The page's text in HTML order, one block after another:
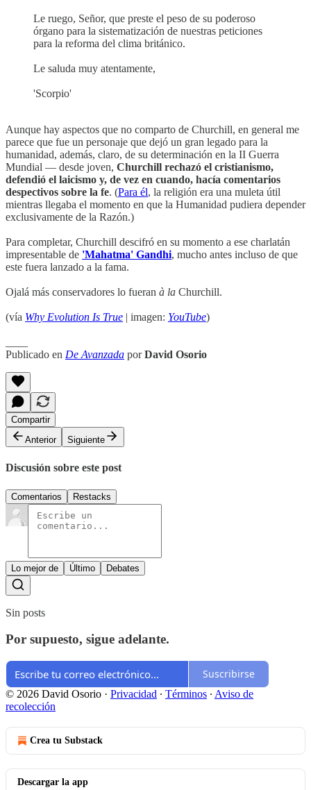
Le ruego, Señor, que preste el peso de su poderoso
órgano para la sistematización de nuestras peticiones
para la reforma del clima británico.
Le saluda muy atentamente,
'Scorpio'
Aunque hay aspectos que no comparto de Churchill, en general me
parece que fue un personaje que dejó un gran legado para la
humanidad, además, claro, de su determinación en la II Guerra
Mundial — desde joven, Churchill rechazó el cristianismo,
defendió el laicismo y, de vez en cuando, hacía comentarios
despectivos sobre la fe. (Para él, la religión era una muleta útil
mientras llegaba el momento en que la Humanidad pudiera depender
exclusivamente de la Razón.)
Para completar, Churchill descifró en su momento a ese charlatán
impresentable de 'Mahatma' Gandhi, mucho antes incluso de que
este fuera lanzado a la fama.
Ojalá más conservadores lo fueran à la Churchill.
(vía Why Evolution Is True | imagen: YouTube)
Publicado en De Avanzada porDavid Osorio
Compartir
Anterior
Siguiente
Discusión sobre este post
Comentarios Restacks
Lo mejor de Último Debates
Sin posts
Por supuesto, sigue adelante.
Suscribirse
© 2026 David Osorio · Privacidad ∙ Términos ∙ Aviso de
recolección
Crea tu Substack
Descargar la app